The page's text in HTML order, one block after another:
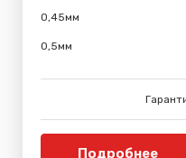
0,45мм
0,5мм
Подробнее